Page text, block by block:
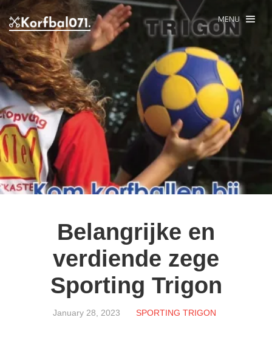
MENU
Belangrijke en
verdiende zege
Sporting Trigon
January 28, 2023 SPORTING TRIGON